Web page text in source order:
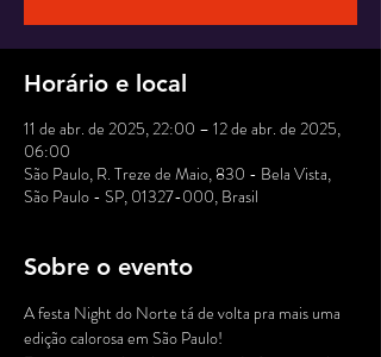
Horário e local
11 de abr. de 2025, 22:00 – 12 de abr. de 2025,
06:00
São Paulo, R. Treze de Maio, 830 - Bela Vista,
São Paulo - SP, 01327-000, Brasil
Sobre o evento
A festa Night do Norte tá de volta pra mais uma
edição calorosa em São Paulo!